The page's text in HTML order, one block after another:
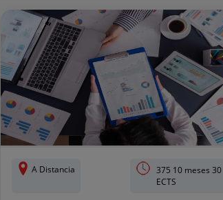
A Distancia
375 10 meses 30
ECTS